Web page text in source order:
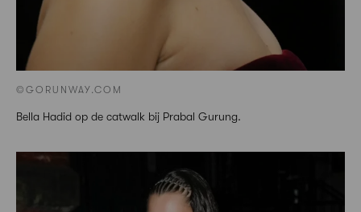
©GORUNWAY.COM
Bella Hadid op de catwalk bij Prabal Gurung.